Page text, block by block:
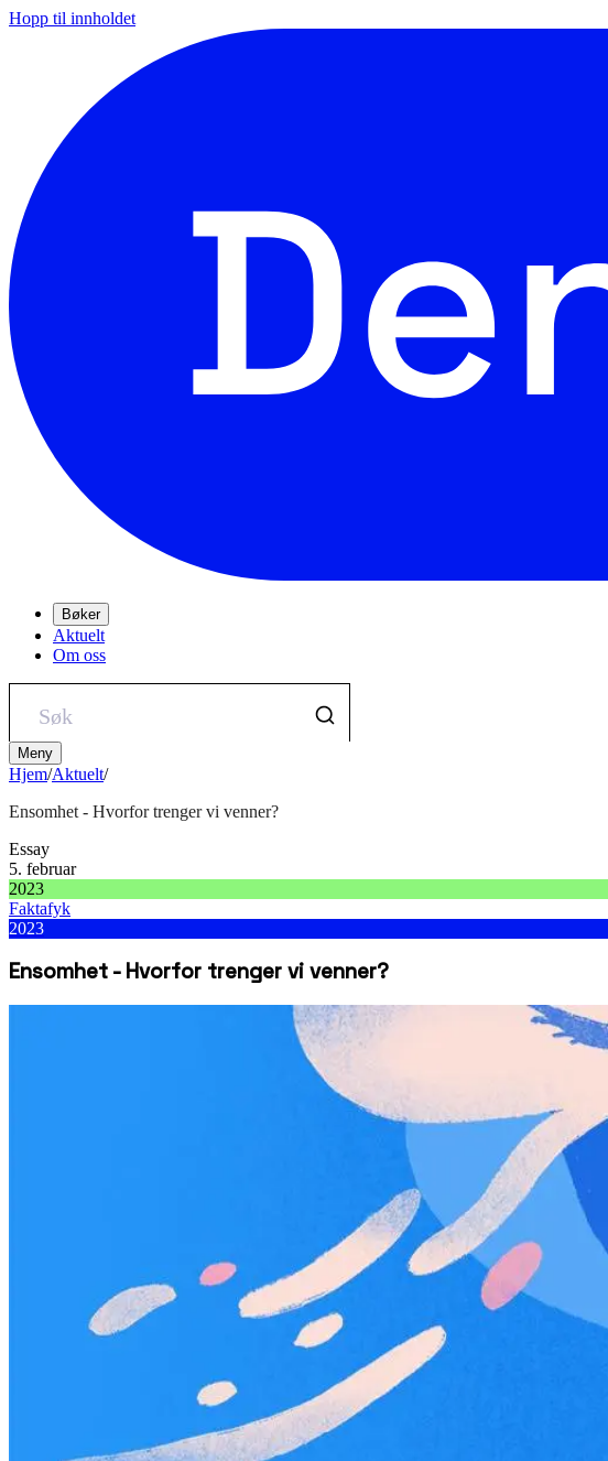
Hopp til innholdet
Bøker
Aktuelt
Om oss
Meny
Hjem/Aktuelt/
Ensomhet - Hvorfor trenger vi venner?
Essay
5. februar
2023
Faktafyk
2023
Ensomhet - Hvorfor trenger vi venner?